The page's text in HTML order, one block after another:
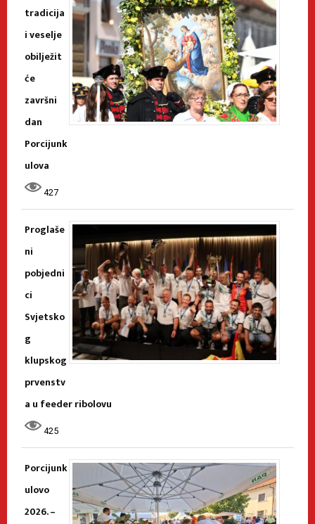
tradicija
i veselje
obilježit
će
završni
dan
Porcijunk
ulova
427
Proglaše
ni
pobjedni
ci
Svjetsko
g
klupskog
prvenstv
a u feeder ribolovu
425
Porcijunk
ulovo
2026. –